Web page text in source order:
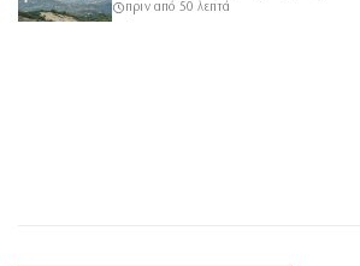
πριν από 50 λεπτά